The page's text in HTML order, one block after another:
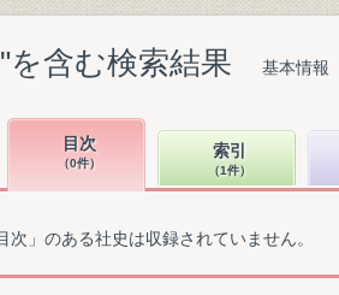
を含む検索結果 基本情報
目次
（0件）
索引
（1件）
次」のある社史は収録されていません。